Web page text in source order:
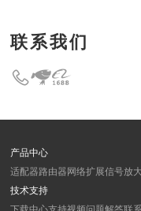
联系我们
产品中心
适配器路由器 网络扩展信号放
技术支持